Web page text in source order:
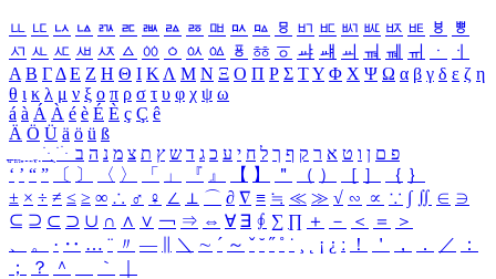
ㅥ ㅦ ㅧ ㅨ ㅩ ㅪ ㅫ ㅬ ㅭ ㅮ ㅯ ㅰ ㅱ ㅲ ㅳ ㅴ ㅵ ㅶ ㅷ ㅸ
ㅹ
ㅺ ㅻ ㅼ ㅽ ㅾ ㅿ ㆀ ㆁ ㆂ ㆃ ㆄ ㆅ ㆆ ㆇ ㆈ ㆉ ㆊ ㆋ ㆌ ㆍ
ㆎ
Α Β ΓΔ Ε Ζ Η Θ Ι ΚΛ Μ Ν Ξ Ο Π Ρ Σ ΤΥ Φ Χ Ψ Ω α β γ δ ε ζ η
θ ι κ λ μ ν ξ ο π ρ σ τ υ φ χ ψ ω
á à Á À é è É È ç Ç ê
Ä Ö Ü ä ö ü ß
ִֶֹ ֻּ ׁׂ פ ם ן ו ט א ר ק ף ך ל ח י ע כ ג ד ש ץ ת צ מ נ ה ב
‘ ’ “ ” 〔 〕 〈 〉 「 」 『 』 【 】 ＂ （ ） ［ ］ ｛ ｝
± × ÷ ≠ ≤ ≥ ∞ ∴ ♂ ♀ ∠ ⊥ ⌒ ∂ ∇ ≡ ≒ ≪ ≫ √ ∽ ∝ ∵ ∫ ∬ ∈ ∋
⊆ ⊇ ⊂ ⊃ ∪ ∩ ∧ ∨ ￢ ⇒ ⇔ ∀ ∃ ∮ ∑ ∏ ＋ － ＜ ＝
＞
、
。 · ‥ … ¨ 〃 ― ＼ ∼ ´ ～ ˇ ˘ ˝ ˚ ˙ ¸ ¡ ¿ ː ！ ＇ ， ． ／
：
；
？ ＾ ｀